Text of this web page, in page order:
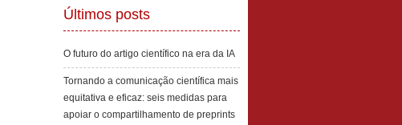
Últimos posts
O futuro do artigo científico na era da IA
Tornando a comunicação científica mais
equitativa e eficaz: seis medidas para
apoiar o compartilhamento de preprints